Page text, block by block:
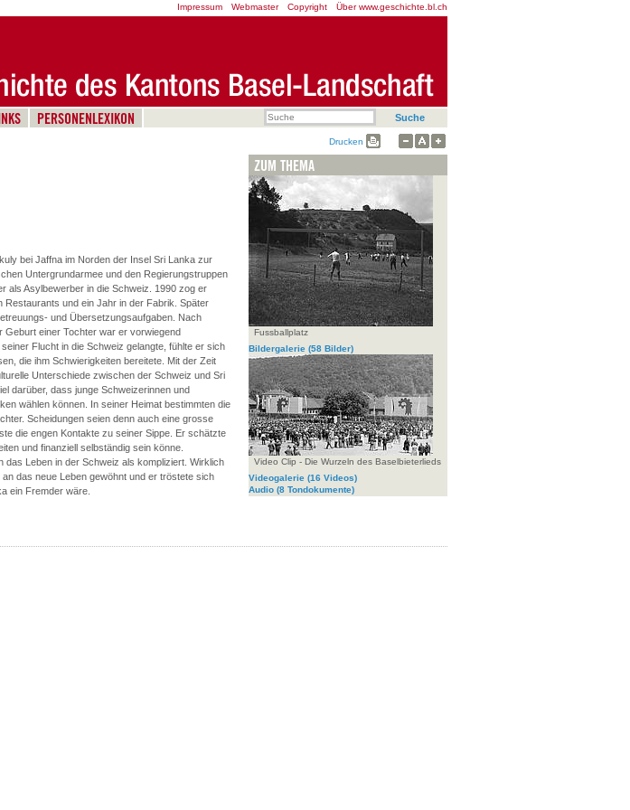
Impressum Webmaster Copyright Über www.geschichte.bl.ch
PERSONENLEXIKON
Drucken
bei Jaffna im Norden der Insel Sri Lanka zur
Untergrundarmee und den Regierungstruppen
als Asylbewerber in die Schweiz. 1990 zog er
und ein Jahr in der Fabrik. Später
und Übersetzungsaufgaben. Nach
Geburt einer Tochter war er vorwiegend
Flucht in die Schweiz gelangte, fühlte er sich
die ihm Schwierigkeiten bereitete. Mit der Zeit
Unterschiede zwischen der Schweiz und Sri
darüber, dass junge Schweizerinnen und
wählen können. In seiner Heimat bestimmten die
Scheidungen seien denn auch eine grosse
die engen Kontakte zu seiner Sippe. Er schätzte
und finanziell selbständig sein könne.
das Leben in der Schweiz als kompliziert. Wirklich
das neue Leben gewöhnt und er tröstete sich
ein Fremder wäre.
ZUM THEMA
Fussballplatz
Bildergalerie (58 Bilder)
Video Clip - Die Wurzeln des Baselbieterlieds
Videogalerie (16 Videos)
Audio (8 Tondokumente)